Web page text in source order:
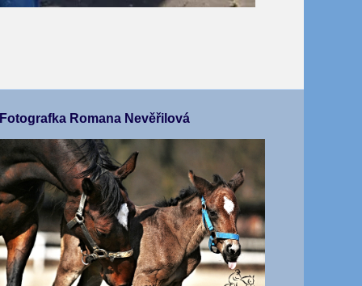
Fotografka Romana Nevěřilová